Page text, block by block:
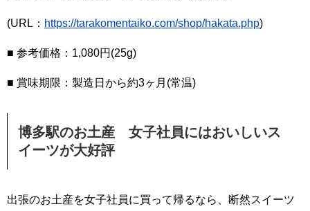
(URL： https://tarakomentaiko.com/shop/hakata.php)
■ 参考価格：1,080円(25g)
■ 賞味期限：製造日から約3ヶ月(常温)
博多駅のお土産 女子社員にはおいしいス
イーツが大好評
出張のお土産を女子社員に買って帰るなら、断然スイーツ